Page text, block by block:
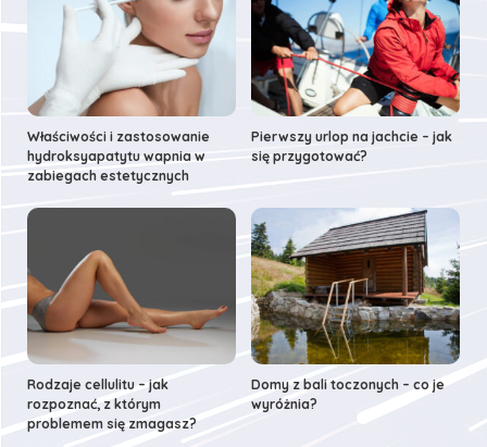
Właściwości i zastosowanie
hydroksyapatytu wapnia w
zabiegach estetycznych
Pierwszy urlop na jachcie – jak
się przygotować?
Rodzaje cellulitu – jak
rozpoznać, z którym
problemem się zmagasz?
Domy z bali toczonych – co je
wyróżnia?